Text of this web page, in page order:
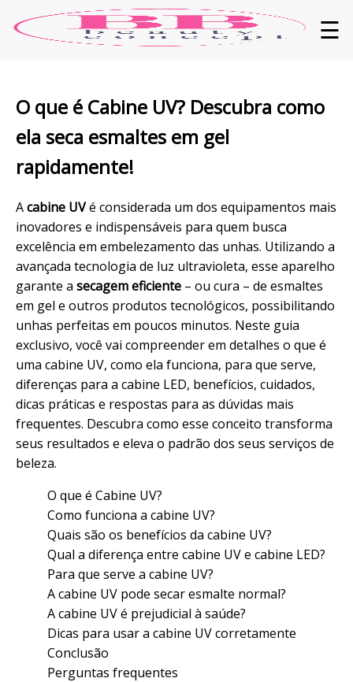
☰
O que é Cabine UV? Descubra como
ela seca esmaltes em gel
rapidamente!
Acabine UVé considerada um dos equipamentos mais
inovadores e indispensáveis para quem busca
excelência em embelezamento das unhas. Utilizando a
avançada tecnologia de luz ultravioleta, esse aparelho
garante a secagemeficiente – ou cura – de esmaltes
em gel e outros produtos tecnológicos, possibilitando
unhas perfeitas em poucos minutos. Neste guia
exclusivo, você vai compreender em detalhes o que é
uma cabine UV, como ela funciona, para que serve,
diferenças para a cabine LED, benefícios, cuidados,
dicas práticas e respostas para as dúvidas mais
frequentes. Descubra como esse conceito transforma
seus resultados e eleva o padrão dos seus serviços de
beleza.
O que é Cabine UV?
Como funciona a cabine UV?
Quais são os benefícios da cabine UV?
Qual a diferença entre cabine UV e cabine LED?
Para que serve a cabine UV?
A cabine UV pode secar esmalte normal?
A cabine UV é prejudicial à saúde?
Dicas para usar a cabine UV corretamente
Conclusão
Perguntas frequentes